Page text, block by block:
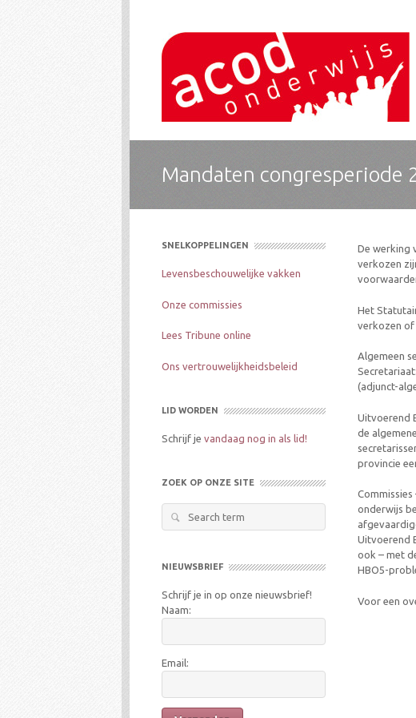
Mandaten congresperiode
De werking
verkozen
Het
verkozen
Algemeen
(adjunct-
Uitvoerend
de
provincie
onderwijs
Uitvoerend
ook – met
HBO5-
Voor een
SNELKOPPELINGEN
Levensbeschouwelijke vakken
Onze commissies
Lees Tribune online
Ons vertrouwelijkheidsbeleid
LID WORDEN
Schrijf je vandaag nog in als lid!
ZOEK OP ONZE SITE
for:
NIEUWSBRIEF
Schrijf je in op onze nieuwsbrief!
Naam:
Email: